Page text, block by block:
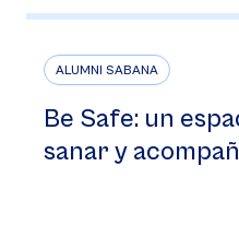
ALUMNI SABANA
Be Safe: un
sanar y